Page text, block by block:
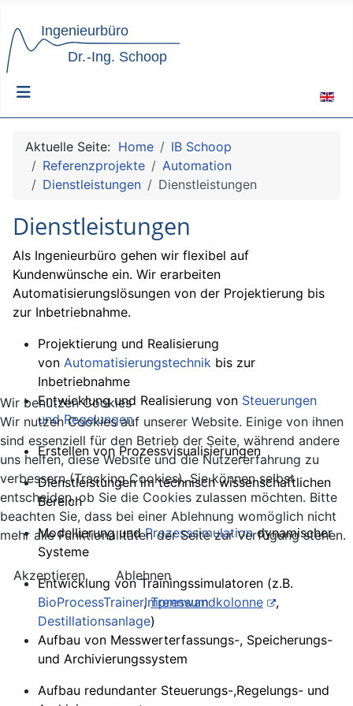
Aktuelle Seite: Home
IB Schoop
Referenzprojekte
Automation
Dienstleistungen
Dienstleistungen
Dienstleistungen
Als Ingenieurbüro gehen wir flexibel auf
Kundenwünsche ein. Wir erarbeiten
Automatisierungslösungen von der Projektierung bis
zur Inbetriebnahme.
Projektierung und Realisierung
von Automatisierungstechnik bis zur
Inbetriebnahme
Entwicklung und Realisierung von Steuerungen
und Regelungen
Erstellen von Prozessvisualisierungen
Dienstleistungen im technisch wissenschaftlichen
Bereich
Modellierung undProzesssimulationdynamischer
Systeme
Entwicklung von Trainingssimulatoren (z.B.
BioProcessTrainer,Trennwandkolonne
,
Destillationsanlage)
Aufbau von Messwerterfassungs-, Speicherungs-
und Archivierungssystem
Aufbau redundanter Steuerungs-,Regelungs- und
Wir benutzen Cookies
Wir nutzen Cookies auf unserer Website. Einige von ihnen
sind essenziell für den Betrieb der Seite, während andere
uns helfen, diese Website und die Nutzererfahrung zu
verbessern (Tracking Cookies). Sie können selbst
entscheiden, ob Sie die Cookies zulassen möchten. Bitte
beachten Sie, dass bei einer Ablehnung womöglich nicht
mehr alle Funktionalitäten der Seite zur Verfügung stehen.
Akzeptieren
Ablehnen
Impressum